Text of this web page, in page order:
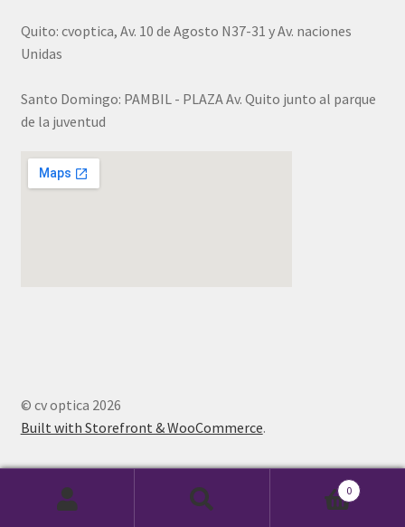
Quito: cvoptica, Av. 10 de Agosto N37-31 y Av. naciones
Unidas
Santo Domingo: PAMBIL - PLAZA Av. Quito junto al parque
de la juventud
© cv optica 2026
Built with Storefront & WooCommerce.
0